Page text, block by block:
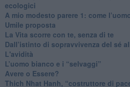
ecologici
​A mio modesto parere 1: come
​Umile proposta
​La Vita scorre con te, senza di te
​Dall’istinto di sopravvivenza del sé
L'avidità
​L’uomo bianco e i “selvaggi”
​Avere o Essere?
​Thich Nhat Hanh, “costruttore di